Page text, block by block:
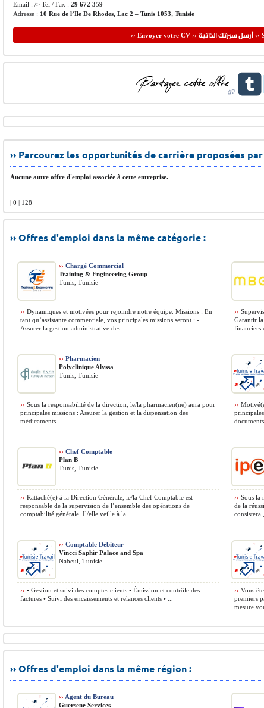
Email : /> Tel / Fax : 29 672 359
Adresse : 10 Rue de l’Ile De Rhodes, Lac 2 – Tunis 1053, Tunisie
›› Envoyer votre CV ›› أرسل سيرتك الذاتية‹‹
›› Parcourez les opportunités de carrière proposées
Aucune autre offre d'emploi associée à cette entreprise.
| 0 | 128
›› Offres d'emploi dans la même catégorie :
›› Chargé Commercial
Training & Engineering Group
Tunis, Tunisie
›› Dynamiques et motivées pour rejoindre notre équipe. Missions : En
tant qu’assistante commerciale, vos principales missions seront : -
Assurer la gestion administrative des ...
››
Garantir
financiers
›› Pharmacien
Polyclinique Alyssa
Tunis, Tunisie
›› Sous la responsabilité de la direction, le/la pharmacien(ne) aura pour
principales missions : Assurer la gestion et la dispensation des
médicaments ...
››
›› Chef Comptable
Plan B
Tunis, Tunisie
›› Rattaché(e) à la Direction Générale, le/la Chef Comptable est
responsable de la supervision de l’ensemble des opérations de
comptabilité générale. Il/elle veille à la ...
›› Sous la
de la
consistera ,
›› Comptable Débiteur
Vincci Saphir Palace and Spa
Nabeul, Tunisie
›› • Gestion et suivi des comptes clients • Émission et contrôle des
factures • Suivi des encaissements et relances clients • ...
›› Vous
premiers
mesure
›› Offres d'emploi dans la même région :
›› Agent du Bureau
Guersene Services